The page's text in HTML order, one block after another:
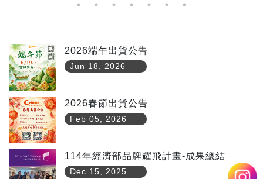
2026端午出貨公告
Jun 18, 2026
2026春節出貨公告
Feb 05, 2026
114年經濟部品牌耀飛計畫-成果總結
Dec 15, 2025